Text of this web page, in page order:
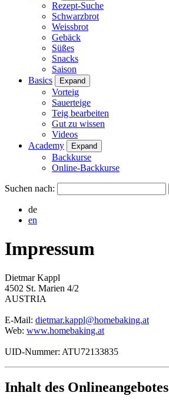
Rezept-Suche
Schwarzbrot
Weissbrot
Gebäck
Süßes
Snacks
Saison
Basics
Expand
Vorteig
Sauerteige
Teig bearbeiten
Gut zu wissen
Videos
Academy
Expand
Backkurse
Online-Backkurse
Suchen nach:
de
en
Impressum
Dietmar Kappl
4502 St. Marien 4/2
AUSTRIA
E-Mail: dietmar.kappl@homebaking.at
Web: www.homebaking.at
UID-Nummer: ATU72133835
Inhalt des Onlineangebotes